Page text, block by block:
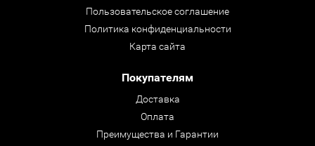
Пользовательское соглашение
Политика конфиденциальности
Карта сайта
Покупателям
Доставка
Оплата
Преимущества и Гарантии